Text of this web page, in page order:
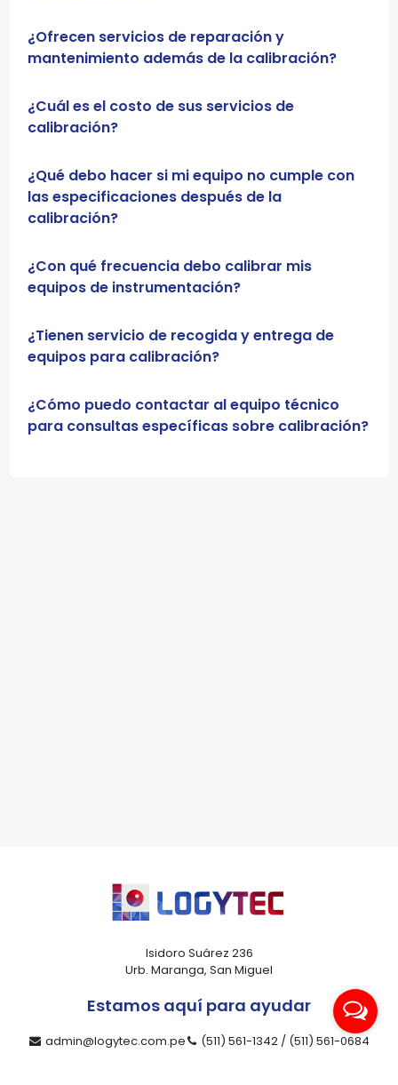
¿Ofrecen servicios de reparación y
mantenimiento además de la calibración?
¿Cuál es el costo de sus servicios de
calibración?
¿Qué debo hacer si mi equipo no cumple con
las especificaciones después de la
calibración?
¿Con qué frecuencia debo calibrar mis
equipos de instrumentación?
¿Tienen servicio de recogida y entrega de
equipos para calibración?
¿Cómo puedo contactar al equipo técnico
para consultas específicas sobre calibración?
Isidoro Suárez 236
Urb. Maranga, San Miguel
Estamos aquí para ayudar
admin@logytec.com.pe
(511) 561-1342 / (511) 561-0684